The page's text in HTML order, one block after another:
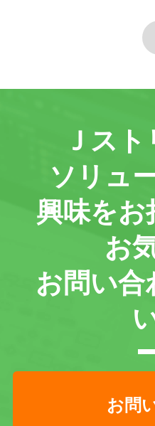
Ｊス
ソリュ
興味をお
お
お問い合
お問